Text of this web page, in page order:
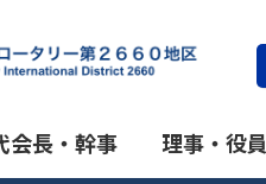
会長・幹事 理事・役員